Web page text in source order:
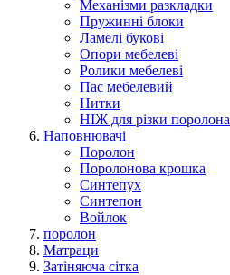
Механізми разкладки
Пружинні блоки
Ламелі букові
Опори мебелеві
Ролики мебелеві
Пас мебелевий
Нитки
НІЖ для різки поролона
Наповнювачі
Поролон
Поролонова крошка
Синтепух
Синтепон
Войлок
поролон
Матраци
Затіняюча сітка